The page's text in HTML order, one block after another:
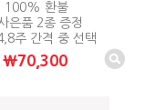
100% 환불
은품 2종 증정
주 간격 중 선택
₩70,300